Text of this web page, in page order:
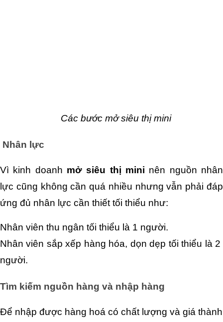
Các bước mở siêu thị mini
Nhân lực
Vì kinh doanh mở siêu thị mini nên nguồn nhân
lực cũng không cần quá nhiều nhưng vẫn phải đáp
ứng đủ nhân lực cần thiết tối thiểu như:
Nhân viên thu ngân tối thiểu là 1 người.
Nhân viên sắp xếp hàng hóa, dọn dẹp tối thiểu là 2
người.
Tìm kiếm nguồn hàng và nhập hàng
Để nhập được hàng hoá có chất lượng và giá thành